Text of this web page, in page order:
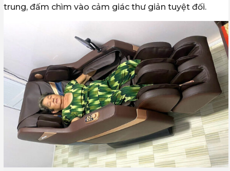
trung, đấm chìm vào cảm giác thư giản tuyệt đối.